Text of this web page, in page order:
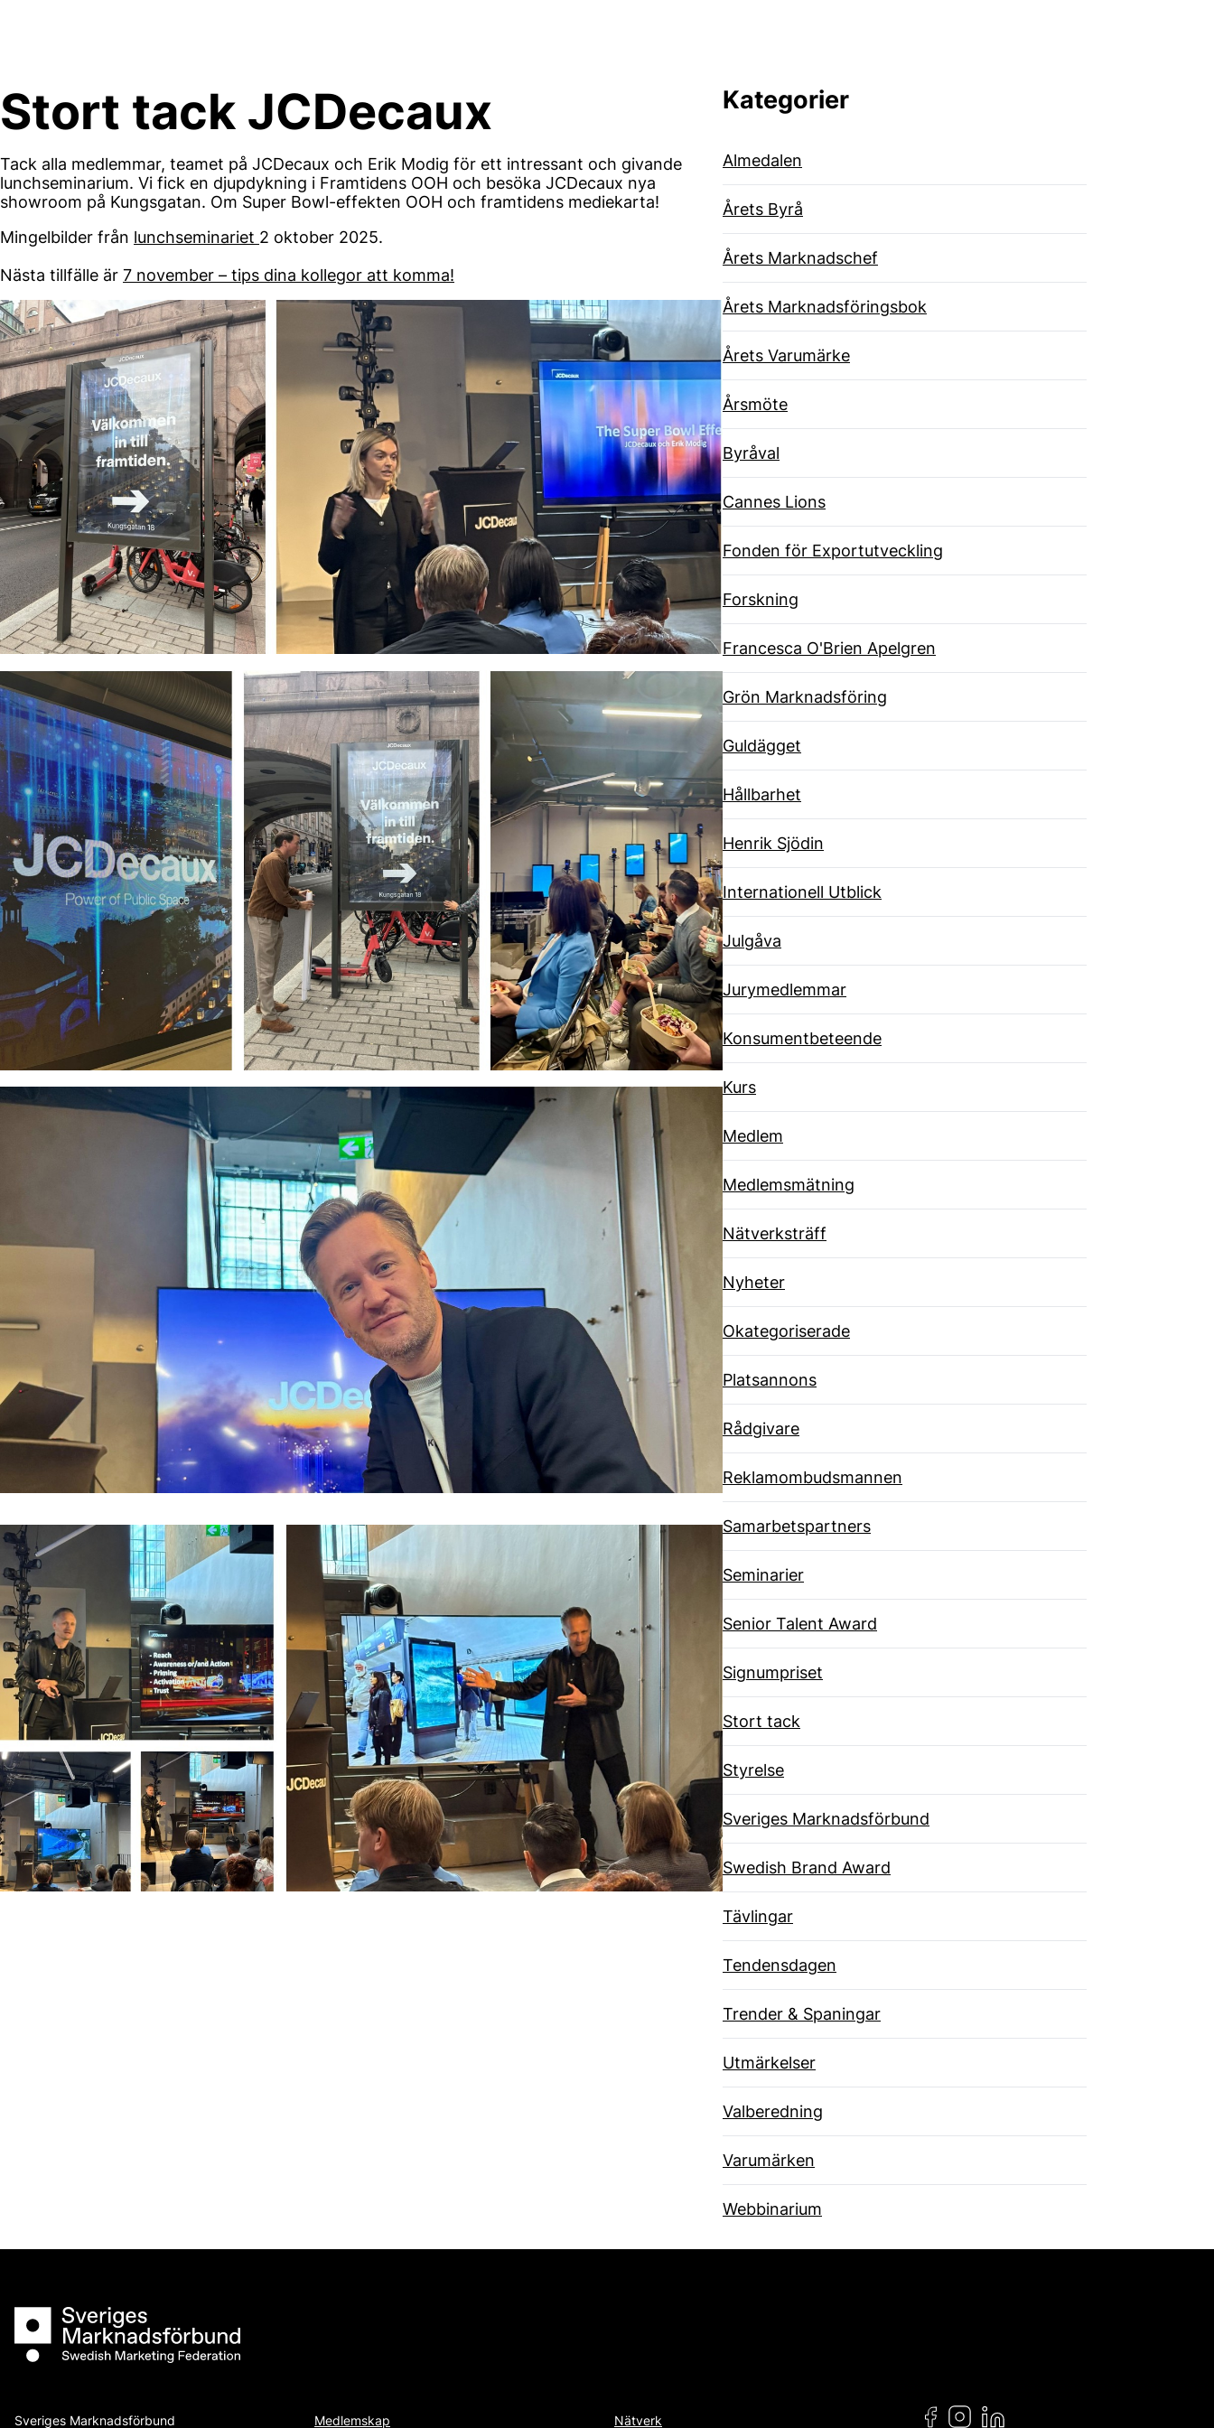
Kategorier
Almedalen
Årets Byrå
Årets Marknadschef
Årets Marknadsföringsbok
Årets Varumärke
Årsmöte
Byråval
Cannes Lions
Fonden för Exportutveckling
Forskning
Francesca O'Brien Apelgren
Grön Marknadsföring
Guldägget
Hållbarhet
Henrik Sjödin
Internationell Utblick
Julgåva
Jurymedlemmar
Konsumentbeteende
Kurs
Medlem
Medlemsmätning
Nätverksträff
Nyheter
Okategoriserade
Platsannons
Rådgivare
Reklamombudsmannen
Samarbetspartners
Seminarier
Senior Talent Award
Signumpriset
Stort tack
Styrelse
Sveriges Marknadsförbund
Swedish Brand Award
Tävlingar
Tendensdagen
Trender & Spaningar
Utmärkelser
Valberedning
Varumärken
Webbinarium
Stort tack JCDecaux
Tack alla medlemmar, teamet på JCDecaux och Erik Modig för ett intressant och givande
lunchseminarium. Vi fick en djupdykning i Framtidens OOH och besöka JCDecaux nya
showroom på Kungsgatan. Om Super Bowl-effekten OOH och framtidens mediekarta!
Mingelbilder från lunchseminariet 2 oktober 2025.
Nästa tillfälle är 7 november – tips dina kollegor att komma!
Sveriges Marknadsförbund
Sveriges Marknadsförbund Medlemskap Nätverk